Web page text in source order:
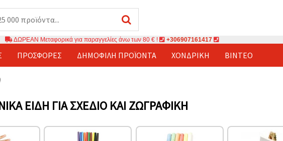
ΔΩΡΕΑΝ Μεταφορικά για παραγγελίες άνω των 80 € ! +306907161417
ΠΡΟΣΦΟΡΈΣ ΔΗΜΟΦΙΛΉ ΠΡΟΪΌΝΤΑ ΧΟΝΔΡΙΚΉ ΒΊΝΤΕΟ
ΕΊΔΗ ΓΙΑ ΣΧΈΔΙΟ ΚΑΙ ΖΩΓΡΑΦΙΚΉ